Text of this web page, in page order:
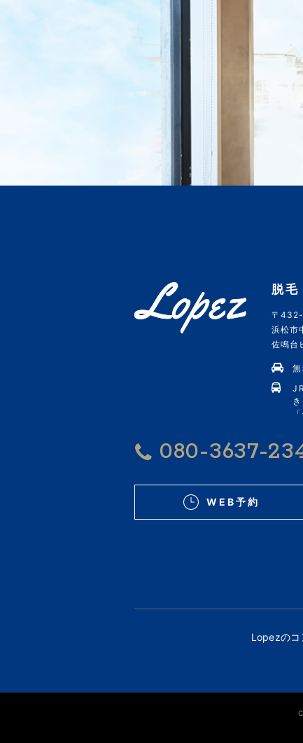
脱
〒
浜松市
佐鳴台
き
080-3637-
WEB予約
Lopezのコ